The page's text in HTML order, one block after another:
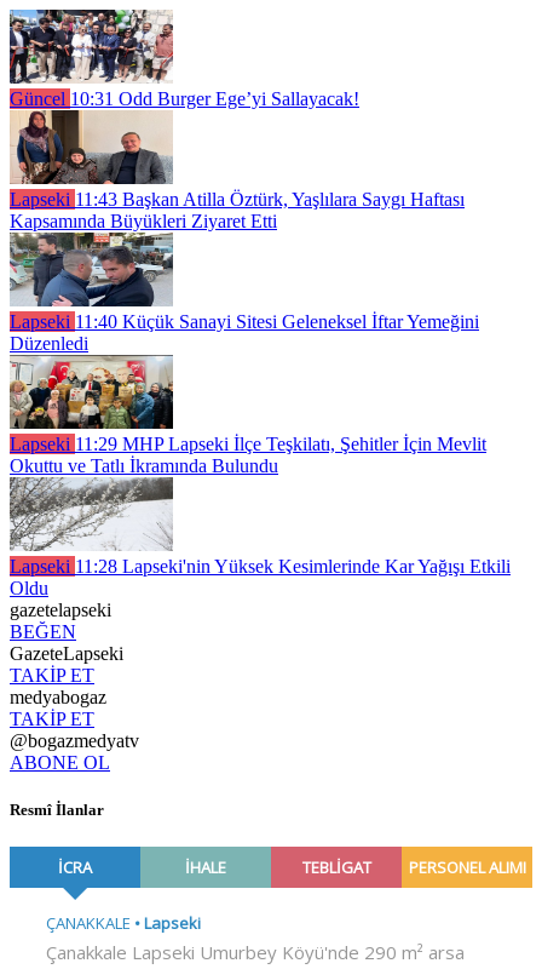
Güncel 10:31 Odd Burger Ege’yi Sallayacak!
Lapseki 11:43 Başkan Atilla Öztürk, Yaşlılara Saygı Haftası
Kapsamında Büyükleri Ziyaret Etti
Lapseki 11:40 Küçük Sanayi Sitesi Geleneksel İftar Yemeğini
Düzenledi
Lapseki 11:29 MHP Lapseki İlçe Teşkilatı, Şehitler İçin Mevlit
Okuttu ve Tatlı İkramında Bulundu
Lapseki 11:28 Lapseki'nin Yüksek Kesimlerinde Kar Yağışı Etkili
Oldu
gazetelapseki
BEĞEN
GazeteLapseki
TAKİP ET
medyabogaz
TAKİP ET
@bogazmedyatv
ABONE OL
Resmî İlanlar